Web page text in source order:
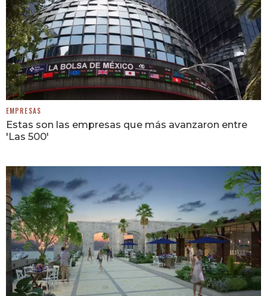
EMPRESAS
Estas son las empresas que más avanzaron entre
'Las 500'